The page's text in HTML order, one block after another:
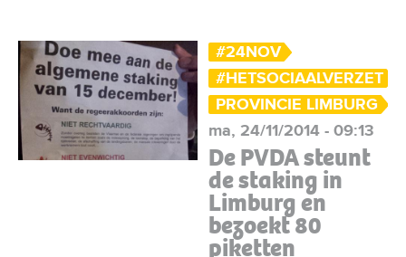
#24NOV
#HETSOCIAALVERZET
PROVINCIE LIMBURG
ma, 24/11/2014 - 09:13
De PVDA steunt
de staking in
Limburg en
bezoekt 80
piketten